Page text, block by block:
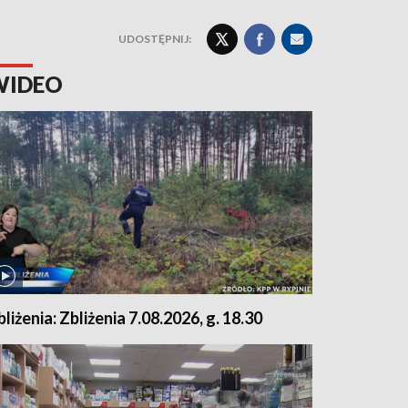
UDOSTĘPNIJ:
Zbliżenia 7.08.2026, g. 18.30